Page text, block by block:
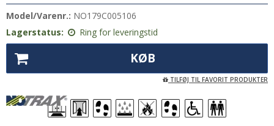
Model/Varenr.: NO179C005106
Lagerstatus:
Ring for leveringstid
KØB
TILFØJ TIL FAVORIT PRODUKTER